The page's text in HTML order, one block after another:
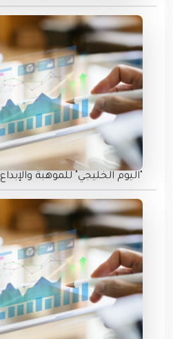
"اليوم الخليجي" للموهبة والإبداع2026